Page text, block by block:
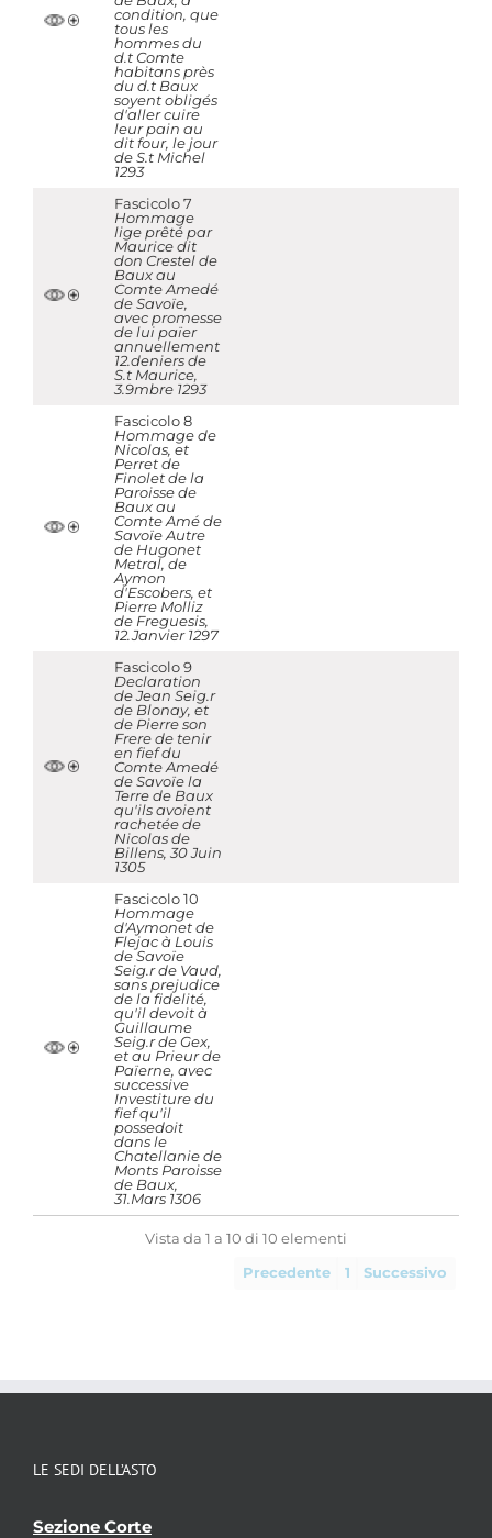
condition, que
tous les
hommes du
d.t Comte
habitans près
du d.t Baux
soyent obligés
d'aller cuire
leur pain au
dit four, le jour
de S.t Michel
1293
Fascicolo 7
Hommage
lige prêté par
Maurice dit
don Crestel de
Baux au
Comte Amedé
de Savoïe,
avec promesse
de lui païer
annuellement
12.deniers de
S.t Maurice,
3.9mbre 1293
Fascicolo 8
Hommage de
Nicolas, et
Perret de
Finolet de la
Paroisse de
Baux au
Comte Amé de
Savoïe Autre
de Hugonet
Metral, de
Aymon
d'Escobers, et
Pierre Molliz
de Freguesis,
12.Janvier 1297
Fascicolo 9
Declaration
de Jean Seig.r
de Blonay, et
de Pierre son
Frere de tenir
en fief du
Comte Amedé
de Savoïe la
Terre de Baux
qu'ils avoient
rachetée de
Nicolas de
Billens, 30 Juin
1305
Fascicolo 10
Hommage
d'Aymonet de
Flejac à Louis
de Savoïe
Seig.r de Vaud,
sans prejudice
de la fidelité,
qu'il devoit à
Guillaume
Seig.r de Gex,
et au Prieur de
Païerne, avec
successive
Investiture du
fief qu'il
possedoit
dans le
Chatellanie de
Monts Paroisse
de Baux,
31.Mars 1306
Vista da 1 a 10 di 10 elementi
Precedente 1 Successivo
LE SEDI DELL’ASTO
Sezione Corte